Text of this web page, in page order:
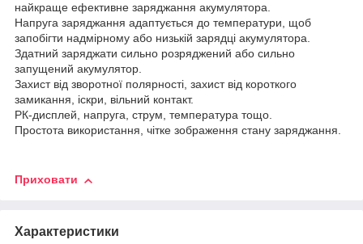
найкраще ефективне заряджання акумулятора.
Напруга заряджання адаптується до температури, щоб
запобігти надмірному або низькій зарядці акумулятора.
Здатний заряджати сильно розряджений або сильно
запущений акумулятор.
Захист від зворотної полярності, захист від короткого
замикання, іскри, вільний контакт.
РК-дисплей, напруга, струм, температура тощо.
Простота використання, чітке зображення стану заряджання.
Приховати
Характеристики